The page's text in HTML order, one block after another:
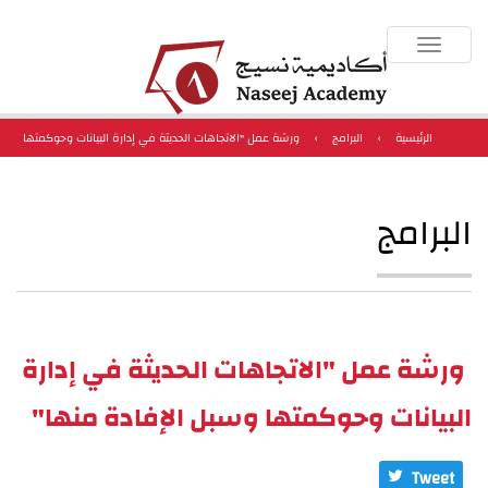
Toggle
navigation
الرئيسية › البرامج ›
ورشة عمل "الاتجاهات الحديثة في إدارة البيانات وحوكمتها
البرامج
ورشة عمل "الاتجاهات الحديثة في إدارة
البيانات وحوكمتها وسبل الإفادة منها"
Tweet